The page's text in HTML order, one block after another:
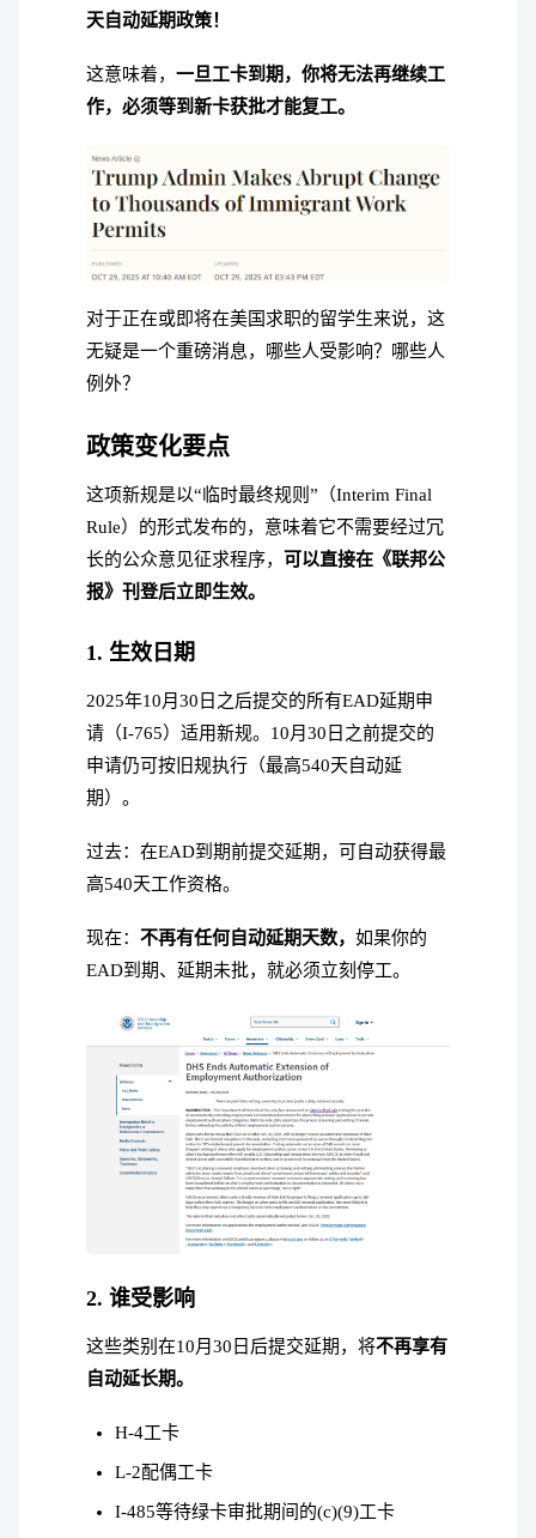
天自动延期政策！
这意味着， 一旦工卡到期，你将无法再继续工
作，必须等到新卡获批才能复工。
对于正在或即将在美国求职的留学生来说，这
无疑是一个重磅消息，哪些人受影响？哪些人
例外？
政策变化要点
这项新规是以“临时最终规则”（Interim Final
Rule）的形式发布的，意味着它不需要经过冗
长的公众意见征求程序， 可以直接在《联邦公
报》刊登后立即生效。
1. 生效日期
2025年10月30日之后提交的所有EAD延期申
请（I-765）适用新规。10月30日之前提交的
申请仍可按旧规执行（最高540天自动延
期）。
过去：在EAD到期前提交延期，可自动获得最
高540天工作资格。
现在： 不再有任何自动延期天数， 如果你的
EAD到期、延期未批，就必须立刻停工。
2. 谁受影响
这些类别在10月30日后提交延期，将不再享有
自动延长期。
H-4工卡
L-2配偶工卡
I-485等待绿卡审批期间的(c)(9)工卡